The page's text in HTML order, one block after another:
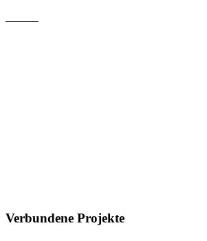
Verbundene Projekte